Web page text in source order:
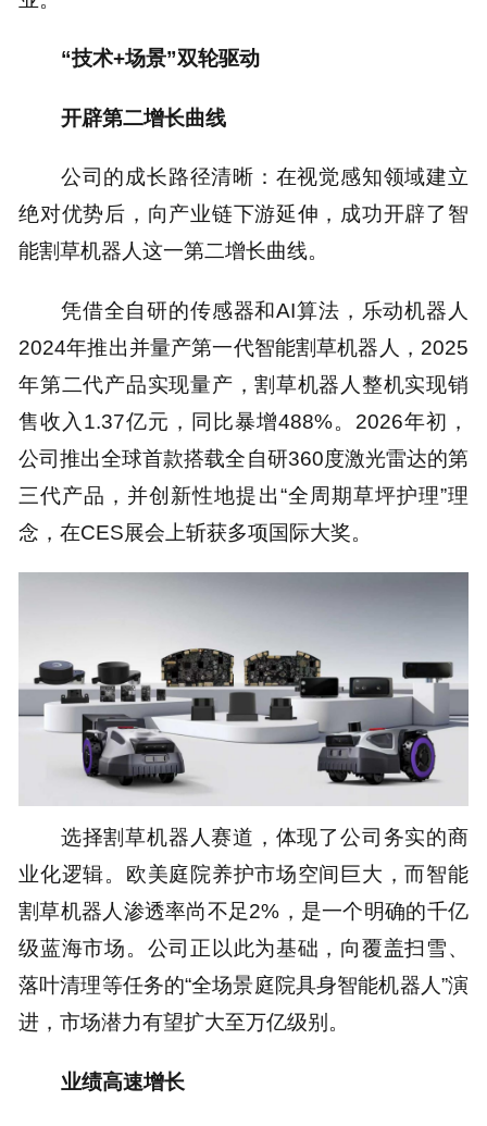
“技术+场景”双轮驱动
开辟第二增长曲线
公司的成长路径清晰：在视觉感知领域建立
绝对优势后，向产业链下游延伸，成功开辟了智
能割草机器人这一第二增长曲线。
凭借全自研的传感器和AI算法，乐动机器人
2024年推出并量产第一代智能割草机器人，2025
年第二代产品实现量产，割草机器人整机实现销
售收入1.37亿元，同比暴增488%。2026年初，
公司推出全球首款搭载全自研360度激光雷达的第
三代产品，并创新性地提出“全周期草坪护理”理
念，在CES展会上斩获多项国际大奖。
选择割草机器人赛道，体现了公司务实的商
业化逻辑。欧美庭院养护市场空间巨大，而智能
割草机器人渗透率尚不足2%，是一个明确的千亿
级蓝海市场。公司正以此为基础，向覆盖扫雪、
落叶清理等任务的“全场景庭院具身智能机器人”演
进，市场潜力有望扩大至万亿级别。
业绩高速增长